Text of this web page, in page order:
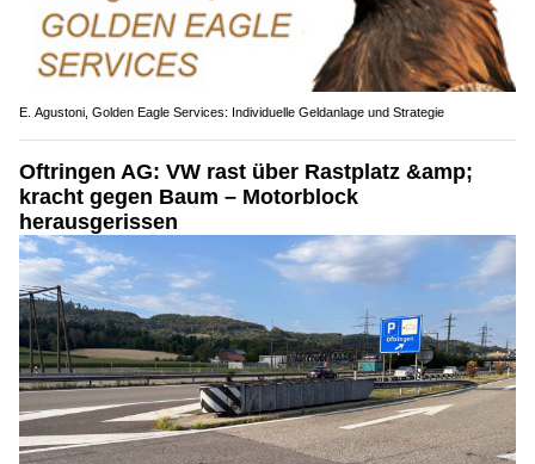
E. Agustoni, Golden Eagle Services: Individuelle Geldanlage und Strategie
Oftringen AG: VW rast über Rastplatz &amp;
kracht gegen Baum – Motorblock
herausgerissen